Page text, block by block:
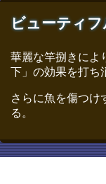
ビューティ
華麗な竿捌きによ
下」の効果を打ち
さらに魚を傷つけ
る。